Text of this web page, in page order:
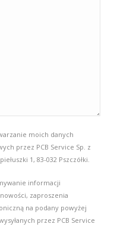
moich danych
przez PCB Service Sp. z
1, 83-032 Pszczółki.
informacji
zaproszenia
na podany powyżej
przez PCB Service